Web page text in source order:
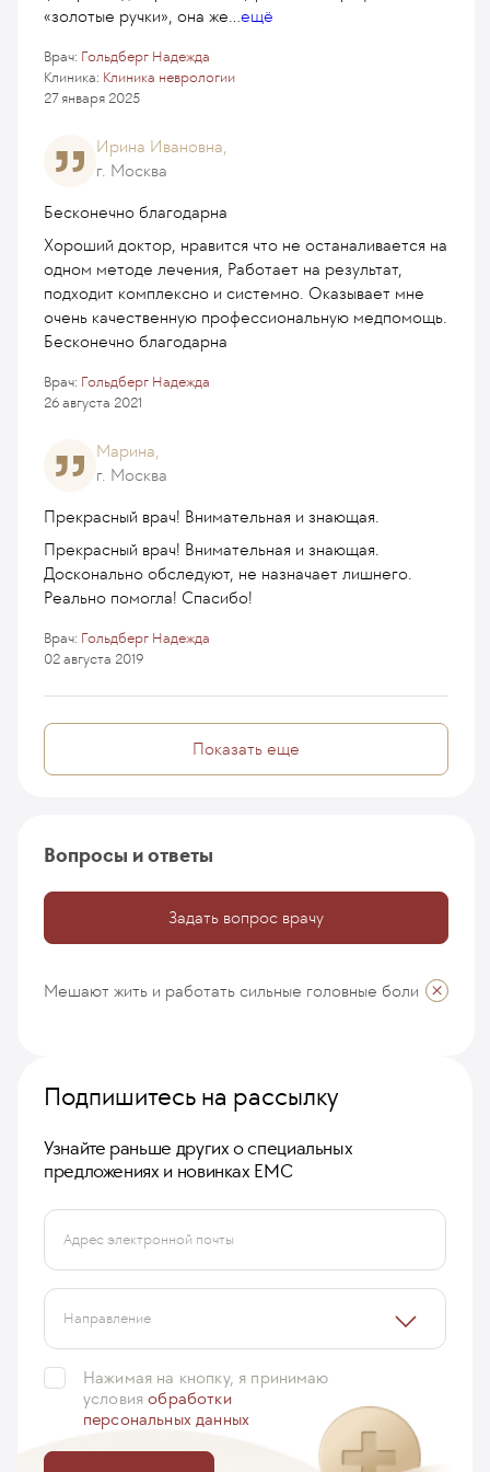
«золотые ручки», она же...ещё
Клиника: Клиника неврологии
Врач: Гольдберг Надежда
27 января 2025
Ирина Ивановна,
г. Москва
Бесконечно благодарна
Хороший доктор, нравится что не останаливается на
одном методе лечения, Работает на результат,
подходит комплексно и системно. Оказывает мне
очень качественную профессиональную медпомощь.
Бесконечно благодарна
Врач: Гольдберг Надежда
26 августа 2021
Марина,
г. Москва
Прекрасный врач! Внимательная и знающая.
Прекрасный врач! Внимательная и знающая.
Досконально обследуют, не назначает лишнего.
Реально помогла! Спасибо!
Врач: Гольдберг Надежда
02 августа 2019
Показать еще
Вопросы и ответы
Задать вопрос врачу
Мешают жить и работать сильные головные боли
боли. Поскольку существует большое
точной оценки Вашего
Гольдберг Надежда
03 ноября 2015
Подпишитесь на рассылку
Узнайте раньше других о специальных
предложениях и новинках ЕМС
Адрес электронной почты
Направление
Нажимая на кнопку, я принимаю
условияобработки
персональных данных